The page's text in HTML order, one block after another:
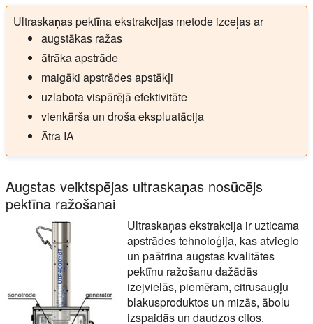
Ultraskaņas pektīna ekstrakcijas metode izceļas ar
augstākas ražas
ātrāka apstrāde
maigāki apstrādes apstākļi
uzlabota vispārējā efektivitāte
vienkārša un droša ekspluatācija
Ātra IA
Augstas veiktspējas ultraskaņas nosūcējs
pektīna ražošanai
Ultraskaņas ekstrakcija ir uzticama
apstrādes tehnoloģija, kas atvieglo
un paātrina augstas kvalitātes
pektīnu ražošanu dažādās
izejvielās, piemēram, citrusaugļu
blakusproduktos un mizās, ābolu
izspaidās un daudzos citos.